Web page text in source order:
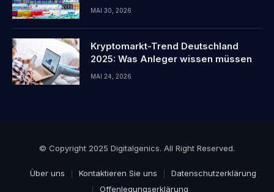
MAI 30, 2026
Kryptomarkt-Trend Deutschland
2025: Was Anleger wissen müssen
MAI 24, 2026
© Copyright 2025 Digitalgenics. All Right Reserved.
Über uns Kontaktieren Sie uns
Datenschutzerklärung
Offenlegungserklärung